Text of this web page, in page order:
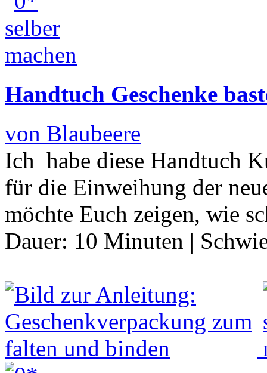
Handtuch Geschenke
von Blaubeere
Ich habe diese Handtuch
für die Einweihung der
möchte Euch zeigen, wie
Dauer: 10 Minuten |